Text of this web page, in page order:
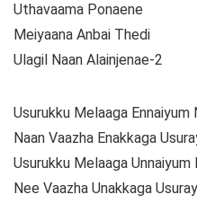
Uthavaama Ponaene
Meiyaana Anbai Thedi
Ulagil Naan Alainjenae-2
Usurukku Melaaga Ennaiyum
Naan Vaazha Enakkaga
Usurukku Melaaga Unnaiyum
Nee Vaazha Unakkaga